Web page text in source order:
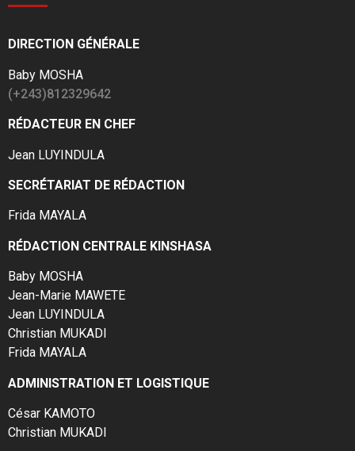
DIRECTION GÉNÉRALE
Baby MOSHA
(+243)812329642
RÉDACTEUR EN CHEF
Jean LUYINDULA
SECRÉTARIAT DE RÉDACTION
Frida MAYALA
RÉDACTION CENTRALE KINSHASA
Baby MOSHA
Jean-Marie MAWETE
Jean LUYINDULA
Christian MUKADI
Frida MAYALA
ADMINISTRATION ET LOGISTIQUE
César KAMOTO
Christian MUKADI